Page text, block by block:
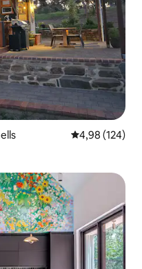
Μέση
4,98 (124)